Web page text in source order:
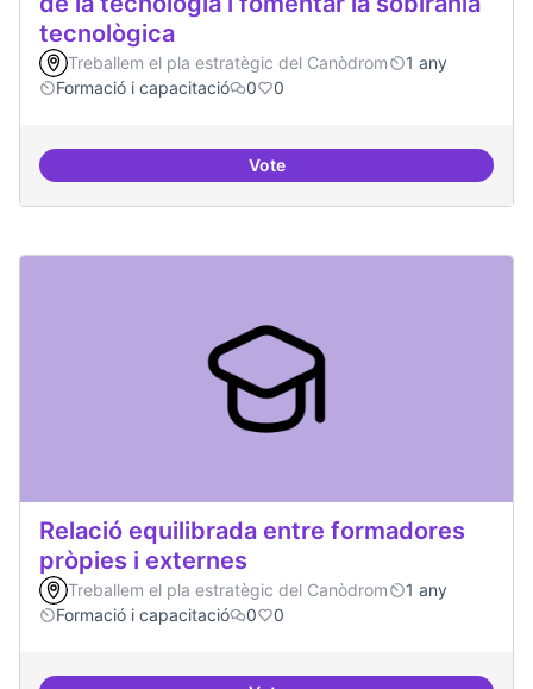
tecnològica
Treballem el pla estratègic del Canòdrom
1 any
Formació i capacitació
0 0
VoteFormacions en la
Relació equilibrada entre formadores
pròpies i externes
Treballem el pla estratègic del Canòdrom
1 any
Formació i capacitació
0 0